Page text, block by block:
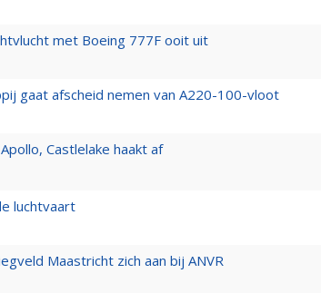
met Boeing 777F ooit uit
gaat afscheid nemen van A220-100-vloot
Castlelake haakt af
luchtvaart
Maastricht zich aan bij ANVR